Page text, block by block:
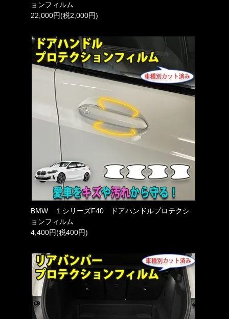
ョンフィルム
22,000円(税2,000円)
BMW １シリーズF40 ドアハンドルプロテクシ
ョンフィルム
4,400円(税400円)